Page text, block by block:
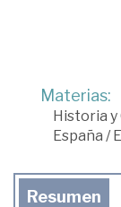
Materias:
Historia y
España /
Resumen